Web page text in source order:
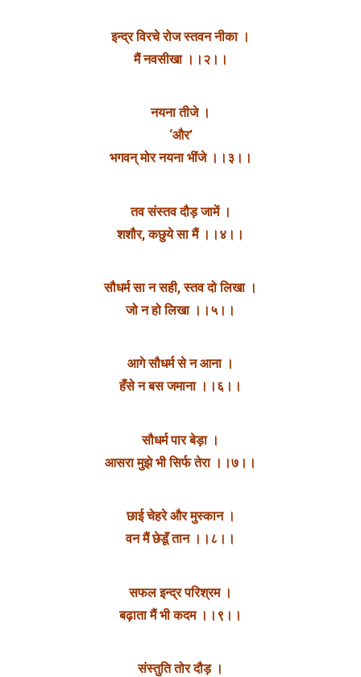
इन्द्र विरचे रोज स्तवन नीका ।
मैं नवसीखा ।।२।।
नयना तीजे ।
‘और’
भगवन् मोर नयना भींजे ।।३।।
तव संस्तव दौड़ जामें ।
शशौर, कछुये सा मैं ।।४।।
सौधर्म सा न सही, स्तव दो लिखा ।
जो न हो लिखा ।।५।।
आगे सौधर्म से न आना ।
हँसे न बस जमाना ।।६।।
सौधर्म पार बेड़ा ।
आसरा मुझे भी सिर्फ तेरा ।।७।।
छाई चेहरे और मुस्कान ।
वन मैं छेडूॅं तान ।।८।।
सफल इन्द्र परिश्रम ।
बढ़ाता मैं भी कदम ।।९।।
संस्तुति तोर दौड़‌ ।